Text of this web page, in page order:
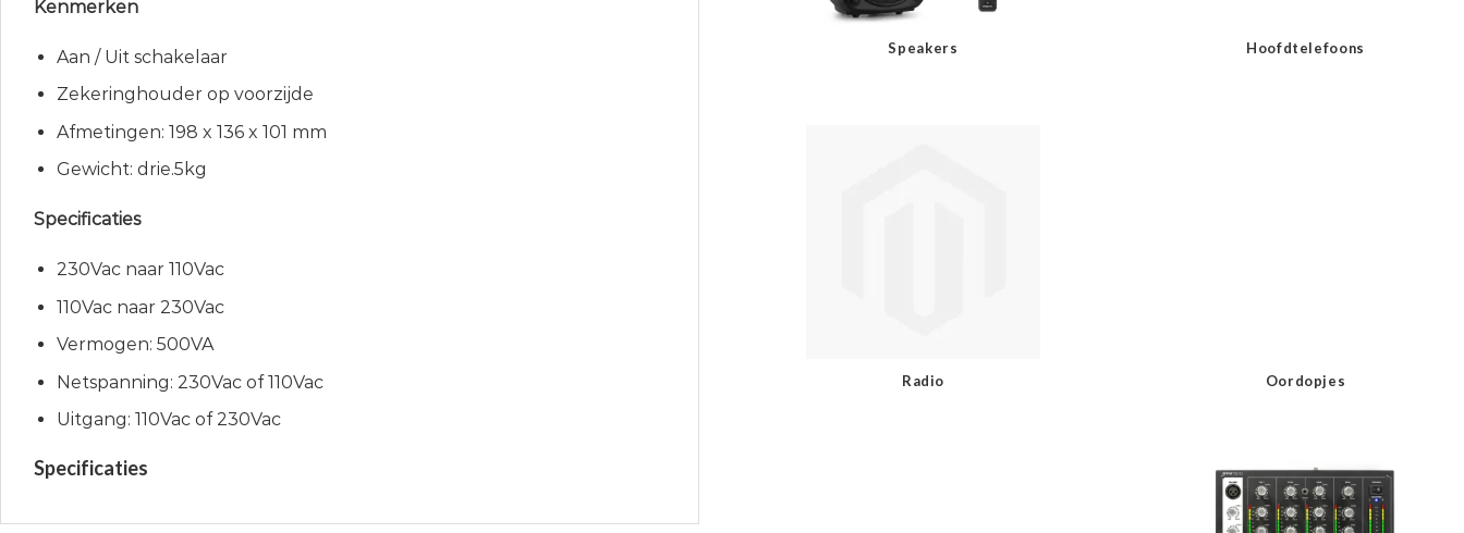
Kenmerken
Aan / Uit schakelaar
Zekeringhouder op voorzijde
Afmetingen: 198 x 136 x 101 mm
Gewicht: drie.5kg
Specificaties
230Vac naar 110Vac
110Vac naar 230Vac
Vermogen: 500VA
Netspanning: 230Vac of 110Vac
Uitgang: 110Vac of 230Vac
Specificaties
Speakers Hoofdtelefoons
Radio Oordopjes